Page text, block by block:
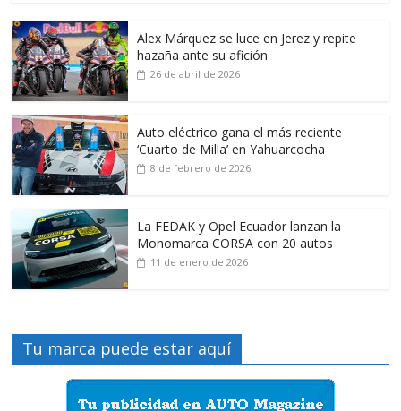
Alex Márquez se luce en Jerez y repite
hazaña ante su afición
26 de abril de 2026
Auto eléctrico gana el más reciente
‘Cuarto de Milla’ en Yahuarcocha
8 de febrero de 2026
La FEDAK y Opel Ecuador lanzan la
Monomarca CORSA con 20 autos
11 de enero de 2026
Tu marca puede estar aquí